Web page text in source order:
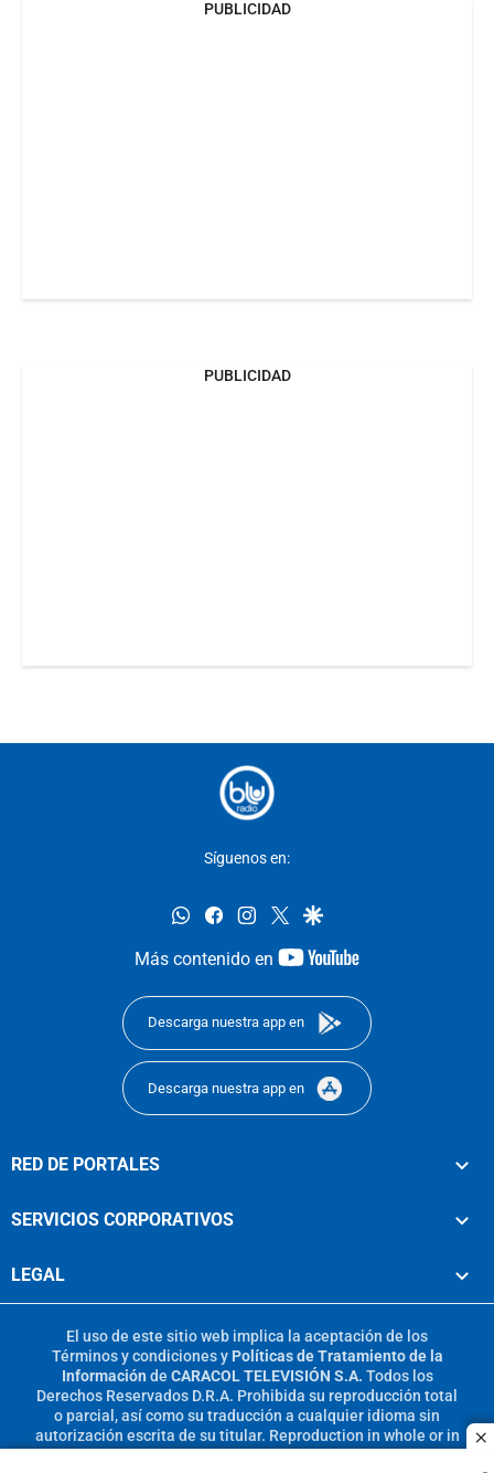
PUBLICIDAD
PUBLICIDAD
Síguenos en:
whatsappfacebookinstagram
twittergoogle
Más contenido en
youtube-
Descarga nuestra app en
Descarga nuestra app en
RED DE PORTALES
SERVICIOS CORPORATIVOS
LEGAL
El uso de este sitio web implica la aceptación de los
Términos y condicionesy Políticas de Tratamiento de la
Información de CARACOL TELEVISIÓN S.A. Todos los
Derechos Reservados D.R.A. Prohibida su reproducción total
o parcial, así como su traducción a cualquier idioma sin
autorización escrita de su titular. Reproduction in whole or in